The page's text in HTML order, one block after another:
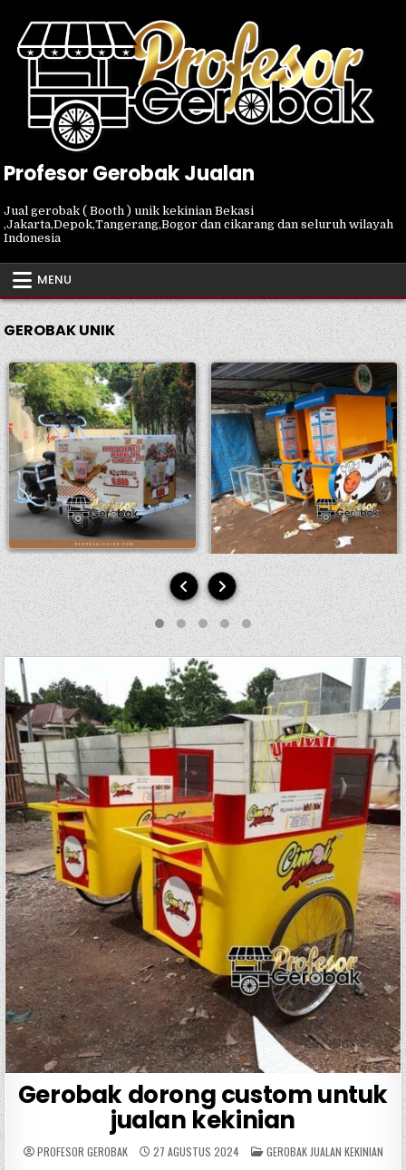
content
Profesor Gerobak Jualan
Jual gerobak ( Booth ) unik kekinian Bekasi
,Jakarta,Depok,Tangerang,Bogor dan cikarang dan seluruh wilayah
Indonesia
MENU
GEROBAK UNIK
Gerobak dorong custom untuk
jualan kekinian
PROFESOR GEROBAK 27 AGUSTUS 2024 POSTED
IN
GEROBAK JUALAN KEKINIAN